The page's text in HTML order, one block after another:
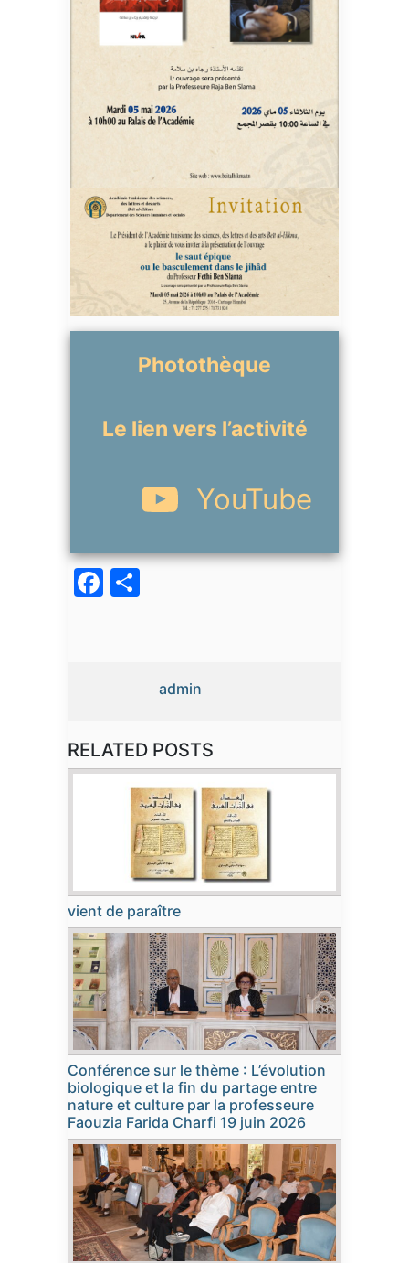
Photothèque
Le lien vers l’activité
YouTube
Facebook
admin
RELATED POSTS
vient de paraître
Conférence sur le thème : L’évolution
biologique et la fin du partage entre
nature et culture par la professeure
Faouzia Farida Charfi 19 juin 2026